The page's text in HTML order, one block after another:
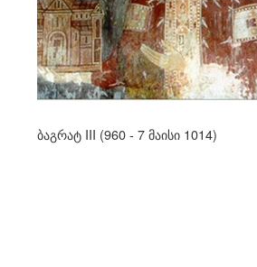
ბაგრატ III (960 - 7 მაისი 1014)